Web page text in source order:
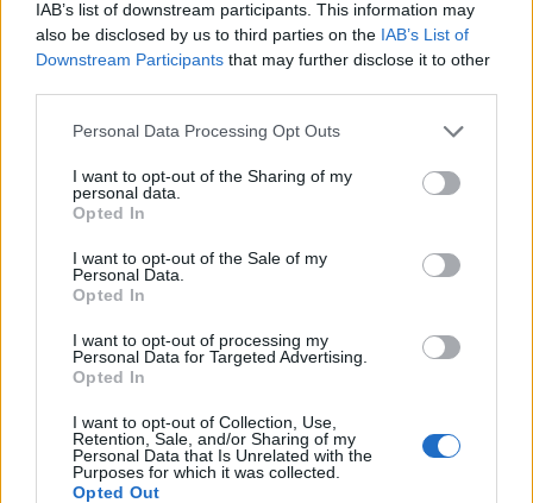
IAB’s list of downstream participants. This information may
also be disclosed by us to third parties on the IAB’s List of
Downstream Participants that may further disclose it to other
Please note that this website/app uses one or more Google
not limited to your visit or usage behaviour. You may click to
grant or deny consent to Google and its third-party tags to
use your data for below specified purposes in below Google
consent section.
Personal Data Processing Opt Outs
I want to opt-out of the Sharing of my
personal data.
Opted In
I want to opt-out of the Sale of my
Personal Data.
Opted In
I want to opt-out of processing my
Personal Data for Targeted Advertising.
Opted In
I want to opt-out of Collection, Use,
Retention, Sale, and/or Sharing of my
Personal Data that Is Unrelated with the
Purposes for which it was collected.
Opted Out
Szupermodellek a kulisszák mögött -
dokusorozat készül a 80-90-es évek
ikonjairól
Nagy változást hozhat
„Magányosnak érezhetjük magunkat azon a kifutón,
így elhaladni valaki mellett mindig megnyugtató, nem
éves Linda Evangelista, aki felidézte azt az ikonikus
pillanatot, amikor mind a négyen George Michael
klipjében szerepeltek.„Őrület volt”